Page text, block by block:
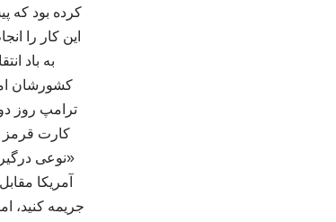
کرده بود که
این کار را
به باد
کشورشان
ترامپ روز
کارت قرمز
«نوعی
آمریکا
جریمه کنید،